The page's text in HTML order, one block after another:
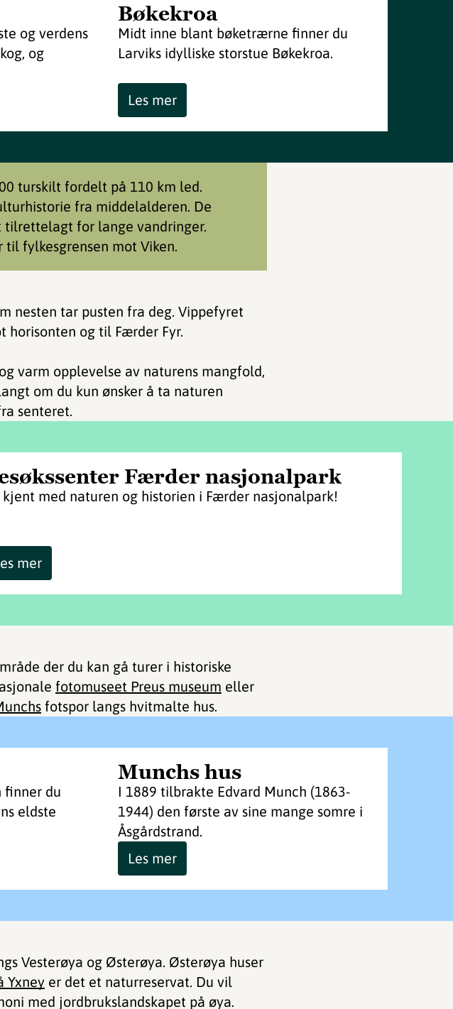
og verdens
og
Bøkekroa
Midt inne blant bøketrærne finner du
Larviks idylliske storstue Bøkekroa.
Les mer
turskilt fordelt på 110 km led.
fra middelalderen. De
tilrettelagt for lange vandringer.
fylkesgrensen mot Viken.
nesten tar pusten fra deg. Vippefyret
horisonten og til Færder Fyr.
varm opplevelse av naturens mangfold,
om du kun ønsker å ta naturen
senteret.
Færder nasjonalpark
kjent med naturen og historien i Færder nasjonalpark!
mer
der du kan gå turer i historiske
fotomuseet Preus museum eller
fotspor langs hvitmalte hus.
finner du
eldste
Munchs hus
I 1889 tilbrakte Edvard Munch (1863-
1944) den første av sine mange somre i
Åsgårdstrand.
Les mer
Vesterøya og Østerøya. Østerøya huser
Yxney er det et naturreservat. Du vil
med jordbrukslandskapet på øya.